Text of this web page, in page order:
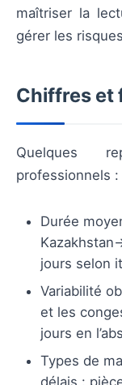
maîtriser la
gérer les
Chiffres et
Quelques
professionnels :
Durée
jours selon
Variabilité
et les
jours en
Types de